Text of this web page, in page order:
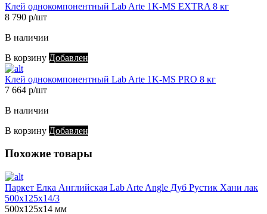
Клей однокомпонентный Lab Arte 1K-MS EXTRA 8 кг
8 790 р/шт
В наличии
В корзину Добавлен
Клей однокомпонентный Lab Arte 1K-MS PRO 8 кг
7 664 р/шт
В наличии
В корзину Добавлен
Похожие товары
Паркет Елка Английская Lab Arte Angle Дуб Рустик Хани лак
500х125х14/3
500х125х14 мм